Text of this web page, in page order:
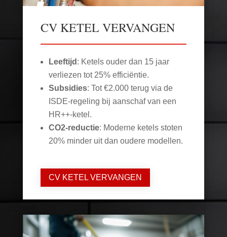
CV KETEL VERVANGEN
Leeftijd : Ketels ouder dan 15 jaar
verliezen tot 25% efficiëntie.
Subsidies: Tot €2.000 terug via de
ISDE-regeling bij aanschaf van een
HR++-ketel.
CO2-reductie: Moderne ketels stoten
20% minder uit dan oudere modellen.
CV KETEL VERVANGEN